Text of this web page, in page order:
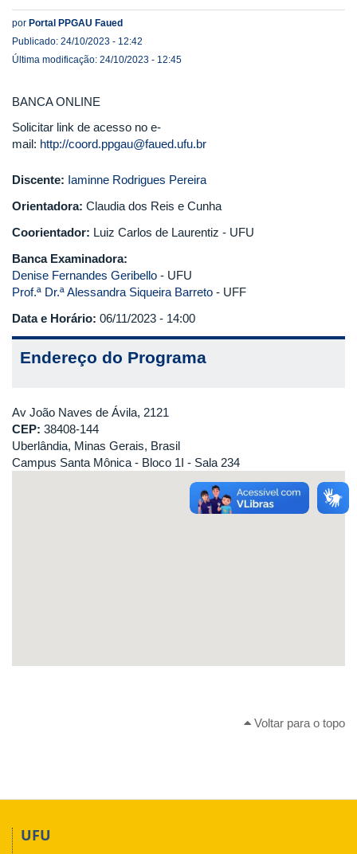
por Portal PPGAU Faued
Publicado: 24/10/2023 - 12:42
Última modificação: 24/10/2023 - 12:45
BANCA ONLINE
Solicitar link de acesso no e-
mail: http://coord.ppgau@faued.ufu.br
Discente: Iaminne Rodrigues Pereira
Orientadora: Claudia dos Reis e Cunha
Coorientador: Luiz Carlos de Laurentiz - UFU
Banca Examinadora:
Denise Fernandes Geribello - UFU
Prof.ª Dr.ª Alessandra Siqueira Barreto - UFF
Data e Horário: 06/11/2023 - 14:00
Endereço do Programa
Av João Naves de Ávila, 2121
CEP: 38408-144
Uberlândia, Minas Gerais, Brasil
Campus Santa Mônica - Bloco 1I - Sala 234
Voltar para o topo
UFU